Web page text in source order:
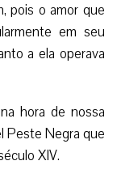
pois o amor que
em seu
a ela operava